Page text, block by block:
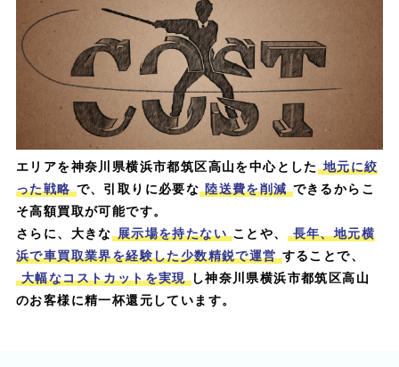
エリアを神奈川県横浜市都筑区高山を中心とした 地元に絞
った戦略 で、引取りに必要な 陸送費を削減 できるからこ
そ高額買取が可能です。
さらに、大きな 展示場を持たない ことや、
長年、地元横
浜で車買取業界を経験した少数精鋭で運営 することで、
大幅なコストカットを実現 し神奈川県横浜市都筑区高山
のお客様に精一杯還元しています。